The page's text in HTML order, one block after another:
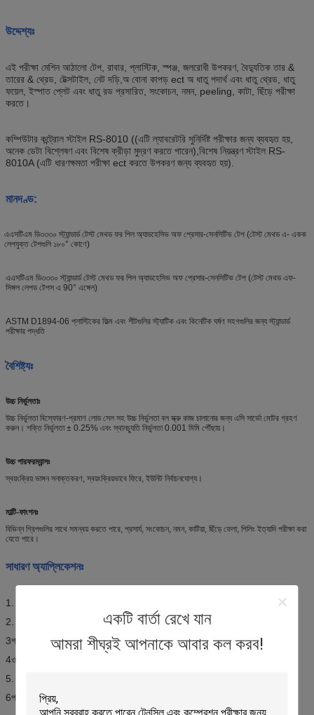
একটি বার্তা রেখে যান
আমরা শীঘ্রই আপনাকে আবার কল করব!
উদ্দেশ্যঃ
এই পরীক্ষা মেশিন আঠালো টেপ, রাবার, প্লাস্টিক, স্পঞ্জ, জলরোধী উপকরণ, বৈদ্যুতিক তার &
তারের & থ্রেড, টেক্সটাইল, নেট দড়ি,অ বোনা কাপড় ect অ ধাতু পদার্থ এবং ধাতু থ্রেড, ধাতু
ফয়েল, ইস্পাত প্লেট এবং ধাতু রড প্রসারিত, সংকোচন, নমন, peeling, কাটা, ছিঁড়ে পরীক্ষা
করতে।
কম্পিউটার কন্ট্রোল স্টাইল RS-8010 ((এটি ল্যাবরেটরি সুনির্দিষ্ট পরীক্ষার জন্য ব্যবহৃত হয়,
অনেক ডেটা বিশ্লেষণ এবং বিশেষ ক্রীড়া মুদ্রণ করতে পারেন),বিশেষ নিয়ন্ত্রণ স্টাইল RS-
8010A (এটি ধারণক্ষমতা পরীক্ষা ect করতে উপকরণ জন্য ব্যবহৃত হয়).
মানদণ্ড:
এএসটিএম ডি৩৩৩০ স্ট্যান্ডার্ড টেস্ট মেথড ফর পিল অ্যাডহেসিভ অফ প্রেসার-সেনসিটিভ টেপ (টেস্ট মেথড এ- একক
লেপযুক্ত টেপগুলি ১৮০° কোণে)
এএসটিএম ডি৩৩৩০ স্ট্যান্ডার্ড টেস্ট মেথড ফর পিল অ্যাডহেসিভ অফ প্রেসার-সেনসিটিভ টেপ (টেস্ট মেথড এফ-
সিঙ্গল লেপড টেপস এ 90° এঙ্গেল)
ASTM D1894-06 প্লাস্টিকের ফিল্ম এবং শীটগুলির স্ট্যাটিক এবং কিনেটিক ঘর্ষণ সহগগুলির জন্য স্ট্যান্ডার্ড
পরীক্ষার পদ্ধতি
বৈশিষ্ট্যঃ
উচ্চ নির্ভুলতাঃ
উচ্চ নির্ভুলতা বিস্ফোরণ-প্রমাণ লোড সেল সহ উচ্চ নির্ভুলতা বল স্ক্রু কাজ চালানোর জন্য এসি সার্ভো মোটর গ্রহণ
করুন। শক্তি নির্ভুলতা ± 0.25% এবং স্থানচ্যুতি নির্ভুলতা 0.001 মিমি পৌঁছায়।
উচ্চ পারফরম্যান্সঃ
স্বয়ংক্রিয় ভাঙ্গন সনাক্তকরণ, স্বয়ংক্রিয়ভাবে ফিরে, ইউনিট নির্বাচনযোগ্য।
মাল্টি-ফাংশনঃ
বিভিন্ন গ্রিপগুলির সাথে সমন্বয় করতে পারে, প্রসার্য, সংকোচন, নমন, কাটিয়া, ছিঁড়ে ফেলা, পিলিং ইত্যাদি পরীক্ষা করা
যেতে পারে।
সাধারণ অ্যাপ্লিকেশনঃ
1. 90 / 180 ° এ রাবার টেপ peeling পরীক্ষা
2. কাঁচা / প্লাস্টিকের টান পরীক্ষা
3প্লাস্টিকের নমন পরীক্ষা
4ওয়্যার / শীট টান / নমন পরীক্ষা
5. কাপড়ের ছিঁড়ে ফেলার পরীক্ষা
6পানীয় প্যাকেজ সংকোচন / ফাটল পরীক্ষা